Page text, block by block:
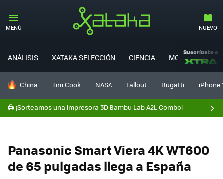
MENÚ NUEVO
ANÁLISIS XATAKA SELECCIÓN CIENCIA MOVILIDAD
Suscríbete a
HOY SE HABLA DE
China Tim Cook NASA Fallout Bugatti iPhone
🖨️ ¡Sorteamos una impresora 3D Bambu Lab A2L Combo!
Panasonic Smart Viera 4K WT600
de 65 pulgadas llega a España